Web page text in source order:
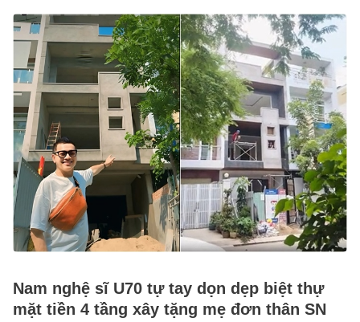
Nam nghệ sĩ U70 tự tay dọn dẹp biệt thự
mặt tiền 4 tầng xây tặng mẹ đơn thân SN